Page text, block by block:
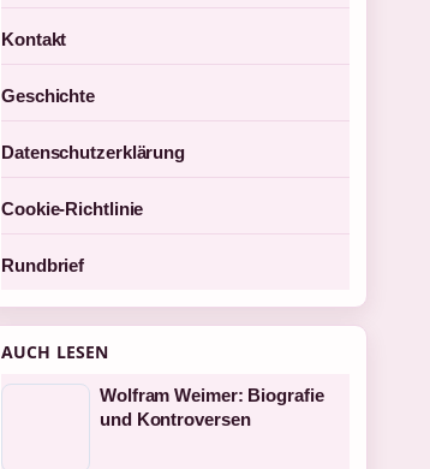
Kontakt
Geschichte
Datenschutzerklärung
Cookie-Richtlinie
Rundbrief
AUCH LESEN
Wolfram Weimer: Biografie
und Kontroversen